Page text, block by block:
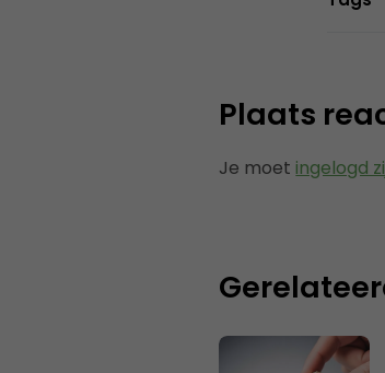
Plaats
Je moet ingelogd